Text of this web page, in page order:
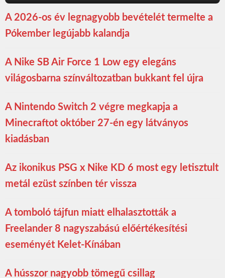
A 2026-os év legnagyobb bevételét termelte a
Pókember legújabb kalandja
A Nike SB Air Force 1 Low egy elegáns
világosbarna színváltozatban bukkant fel újra
A Nintendo Switch 2 végre megkapja a
Minecraftot október 27-én egy látványos
kiadásban
Az ikonikus PSG x Nike KD 6 most egy letisztult
metál ezüst színben tér vissza
A tomboló tájfun miatt elhalasztották a
Freelander 8 nagyszabású előértékesítési
eseményét Kelet-Kínában
A hússzor nagyobb tömegű csillag